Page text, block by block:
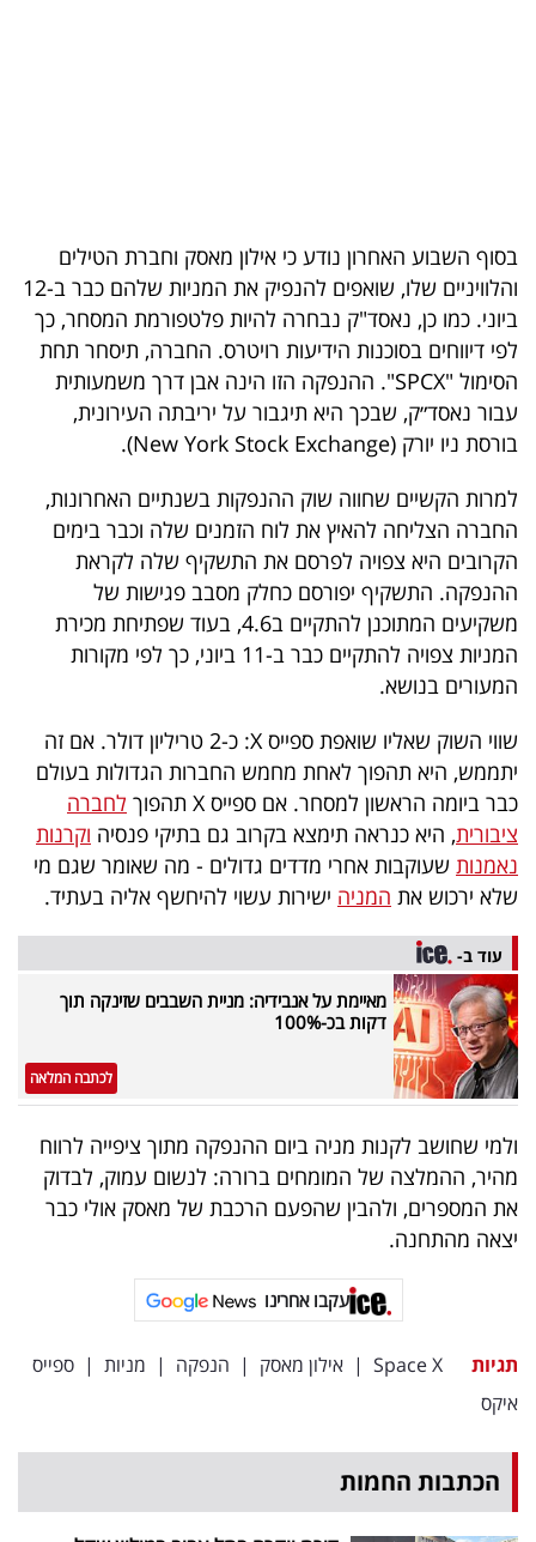
המילון
הכלכלי
פודקאסט
40
UNDER
40
שיתופי
פעולה
דרושים
ניוזלטרים
מייל
פרסמו
באייס
עקבו
אחרינו:
בסוף השבוע האחרון נודע כי אילון מאסק וחברת הטילים
והלוויניים שלו, שואפים להנפיק את המניות שלהם כבר ב-12
ביוני. כמו כן, נאסד"ק נבחרה להיות פלטפורמת המסחר, כך
לפי דיווחים בסוכנות הידיעות רויטרס. החברה, תיסחר תחת
הסימול "SPCX". ההנפקה הזו הינה אבן דרך משמעותית
עבור נאסד״ק, שבכך היא תיגבור על יריבתה העירונית,
בורסת ניו יורק (New York Stock Exchange).
למרות הקשיים שחווה שוק ההנפקות בשנתיים האחרונות,
החברה הצליחה להאיץ את לוח הזמנים שלה וכבר בימים
הקרובים היא צפויה לפרסם את התשקיף שלה לקראת
ההנפקה. התשקיף יפורסם כחלק מסבב פגישות של
משקיעים המתוכנן להתקיים ב4.6, בעוד שפתיחת מכירת
המניות צפויה להתקיים כבר ב-11 ביוני, כך לפי מקורות
המעורים בנושא.
שווי השוק שאליו שואפת ספייס X: כ-2 טריליון דולר. אם זה
יתממש, היא תהפוך לאחת מחמש החברות הגדולות בעולם
כבר ביומה הראשון למסחר. אם ספייס X תהפוך
לחברה
ציבורית, היא כנראה תימצא בקרוב גם בתיקי פנסיה וקרנות
נאמנות שעוקבות אחרי מדדים גדולים - מה שאומר שגם מי
שלא ירכוש את המניה ישירות עשוי להיחשף אליה בעתיד.
עוד ב-
מאיימת על אנבידיה: מניית השבבים שזינקה תוך
דקות בכ-100%
לכתבה המלאה
ולמי שחושב לקנות מניה ביום ההנפקה מתוך ציפייה לרווח
מהיר, ההמלצה של המומחים ברורה: לנשום עמוק, לבדוק
את המספרים, ולהבין שהפעם הרכבת של מאסק אולי כבר
יצאה מהתחנה.
עקבו אחרינו
תגיות Space X
| אילון מאסק | הנפקה | מניות | ספייס
איקס
הכתבות החמות